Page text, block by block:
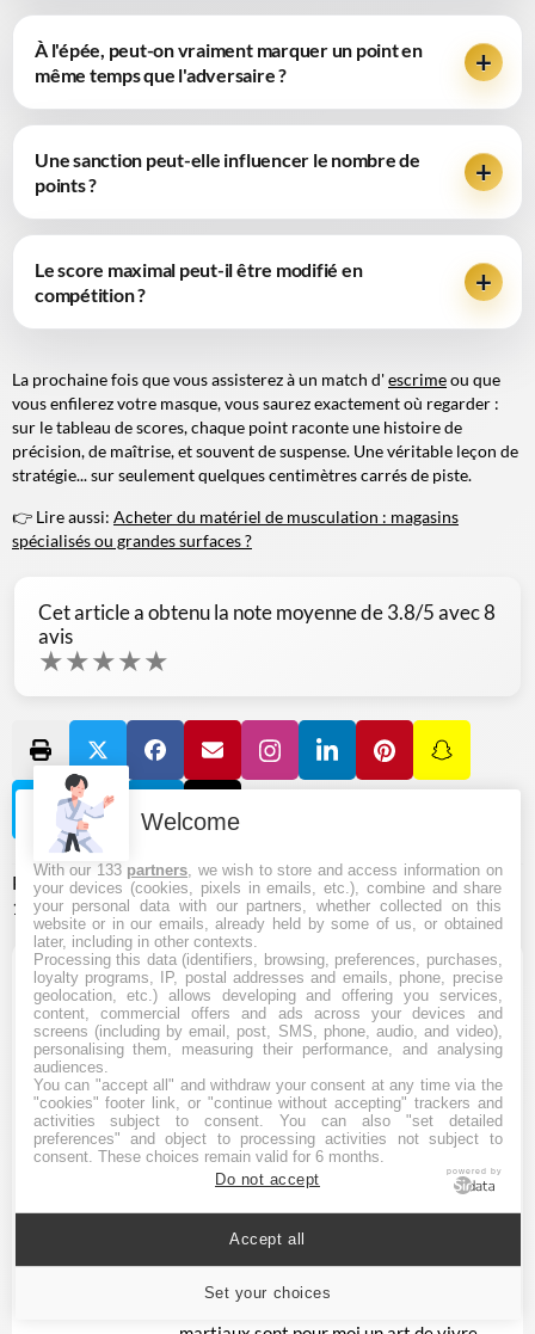
À l'épée, peut-on vraiment marquer un point en
même temps que l'adversaire ?
Une sanction peut-elle influencer le nombre de
points ?
Le score maximal peut-il être modifié en
compétition ?
La prochaine fois que vous assisterez à un match d'escrimeou que
vous enfilerez votre masque, vous saurez exactement où regarder :
sur le tableau de scores, chaque point raconte une histoire de
précision, de maîtrise, et souvent de suspense. Une véritable leçon de
stratégie... sur seulement quelques centimètres carrés de piste.
👉 Lire aussi: Acheter du matériel de musculation : magasins
spécialisés ou grandes surfaces ?
Cet article a obtenu la note moyenne de3.8/5 avec8
avis
★★★★★
Publié le2025-11-14 15:03:04et mis à jour le2026-07-24
16:01:29dans la catégorieEscrime
A Propos De Nous :Maître Chi Spirale
Pratiquant de kung-fu et de taekwondo,
je m’intéresse particulièrement à
l’aspect spirituel et énergétique des
arts martiaux. À travers mes écrits, je
souhaite faire découvrir comment la
maîtrise du corps et de l’esprit peut
transformer notre quotidien. Je
m’inspire des traditions asiatiques tout
en gardant un regard ouvert sur les
d’accompagner chacun sur la voie de la
progression intérieure. Les arts
Welcome
With our 133 partners , we wish to store and access information on
your devices (cookies, pixels in emails, etc.), combine and share
your personal data with our partners, whether collected on this
website or in our emails, already held by some of us, or obtained
later, including in other contexts.
Processing this data (identifiers, browsing, preferences, purchases,
loyalty programs, IP, postal addresses and emails, phone, precise
geolocation, etc.) allows developing and offering you services,
content, commercial offers and ads across your devices and
screens (including by email, post, SMS, phone, audio, and video),
personalising them, measuring their performance, and analysing
audiences.
You can "accept all" and withdraw your consent at any time via the
"cookies" footer link, or "continue without accepting" trackers and
activities subject to consent. You can also "set detailed
preferences" and object to processing activities not subject to
consent. These choices remain valid for 6 months.
Do not accept
powered by
Set your choices
Accept all